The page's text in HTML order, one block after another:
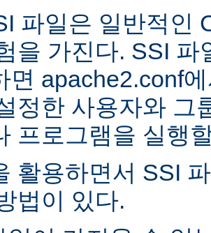
파일은 일반적인
을 가진다. SSI 파
면 apache2.conf
정한 사용자와 그
프로그램을 실행
활용하면서 SSI
법이 있다.